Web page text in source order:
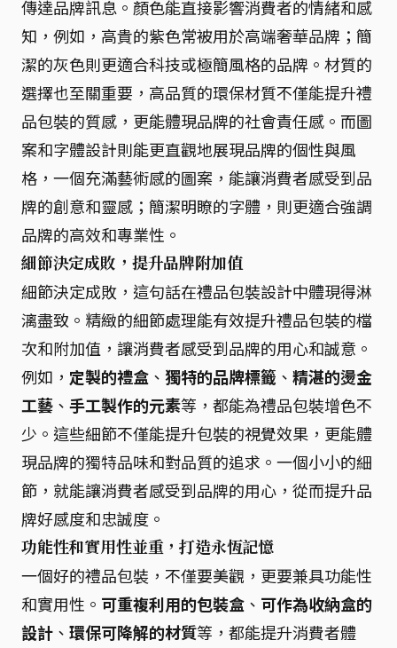
傳達品牌訊息。顏色能直接影響消費者的情緒和感
知，例如，高貴的紫色常被用於高端奢華品牌；簡
潔的灰色則更適合科技或極簡風格的品牌。材質的
選擇也至關重要，高品質的環保材質不僅能提升禮
品包裝的質感，更能體現品牌的社會責任感。而圖
案和字體設計則能更直觀地展現品牌的個性與風
格，一個充滿藝術感的圖案，能讓消費者感受到品
牌的創意和靈感；簡潔明瞭的字體，則更適合強調
品牌的高效和專業性。
細節決定成敗，提升品牌附加值
細節決定成敗，這句話在禮品包裝設計中體現得淋
漓盡致。精緻的細節處理能有效提升禮品包裝的檔
次和附加值，讓消費者感受到品牌的用心和誠意。
例如， 定製的禮盒 、 獨特的品牌標籤 、 精湛的燙金
工藝 、 手工製作的元素等，都能為禮品包裝增色不
少。這些細節不僅能提升包裝的視覺效果，更能體
現品牌的獨特品味和對品質的追求。一個小小的細
節，就能讓消費者感受到品牌的用心，從而提升品
牌好感度和忠誠度。
功能性和實用性並重，打造永恆記憶
一個好的禮品包裝，不僅要美觀，更要兼具功能性
和實用性。 可重複利用的包裝盒 、 可作為收納盒的
設計 、 環保可降解的材質等，都能提升消費者體